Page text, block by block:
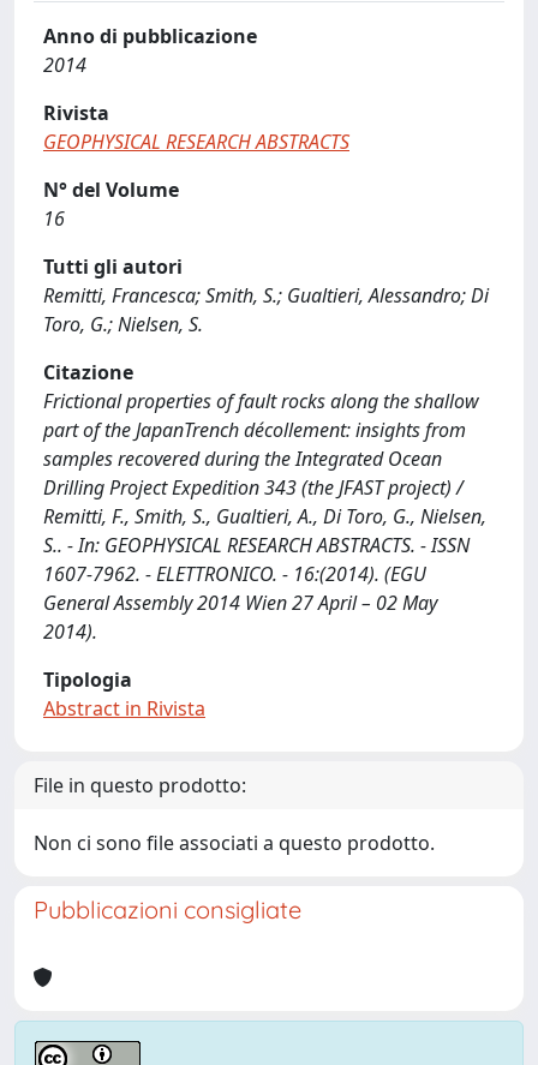
Anno di pubblicazione
2014
Rivista
GEOPHYSICAL RESEARCH ABSTRACTS
N° del Volume
16
Tutti gli autori
Remitti, Francesca; Smith, S.; Gualtieri, Alessandro; Di
Toro, G.; Nielsen, S.
Citazione
Frictional properties of fault rocks along the shallow
part of the JapanTrench décollement: insights from
samples recovered during the Integrated Ocean
Drilling Project Expedition 343 (the JFAST project) /
Remitti, F., Smith, S., Gualtieri, A., Di Toro, G., Nielsen,
S.. - In: GEOPHYSICAL RESEARCH ABSTRACTS. - ISSN
1607-7962. - ELETTRONICO. - 16:(2014). (EGU
General Assembly 2014 Wien 27 April – 02 May
2014).
Tipologia
Abstract in Rivista
File in questo prodotto:
Non ci sono file associati a questo prodotto.
Pubblicazioni consigliate